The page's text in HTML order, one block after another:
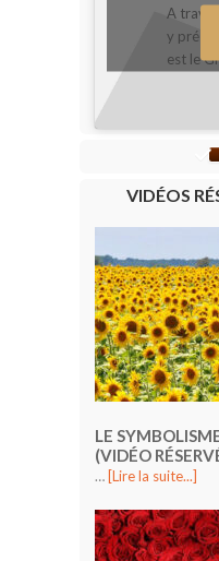
A
y
est le
VIDÉOS
LE
(VIDÉO
… [Lire la suite...]